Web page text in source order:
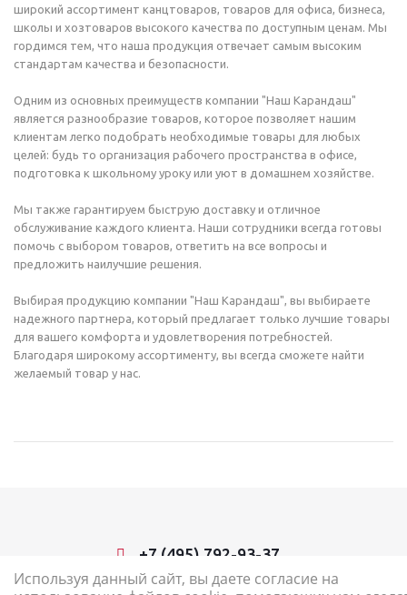
широкий ассортимент канцтоваров, товаров для офиса, бизнеса,
школы и хозтоваров высокого качества по доступным ценам. Мы
гордимся тем, что наша продукция отвечает самым высоким
стандартам качества и безопасности.
Одним из основных преимуществ компании "Наш Карандаш"
является разнообразие товаров, которое позволяет нашим
клиентам легко подобрать необходимые товары для любых
целей: будь то организация рабочего пространства в офисе,
подготовка к школьному уроку или уют в домашнем хозяйстве.
Мы также гарантируем быструю доставку и отличное
обслуживание каждого клиента. Наши сотрудники всегда готовы
помочь с выбором товаров, ответить на все вопросы и
предложить наилучшие решения.
Выбирая продукцию компании "Наш Карандаш", вы выбираете
надежного партнера, который предлагает только лучшие товары
для вашего комфорта и удовлетворения потребностей.
Благодаря широкому ассортименту, вы всегда сможете найти
желаемый товар у нас.
+7 (495) 792-93-37
Используя данный сайт, вы даете согласие на